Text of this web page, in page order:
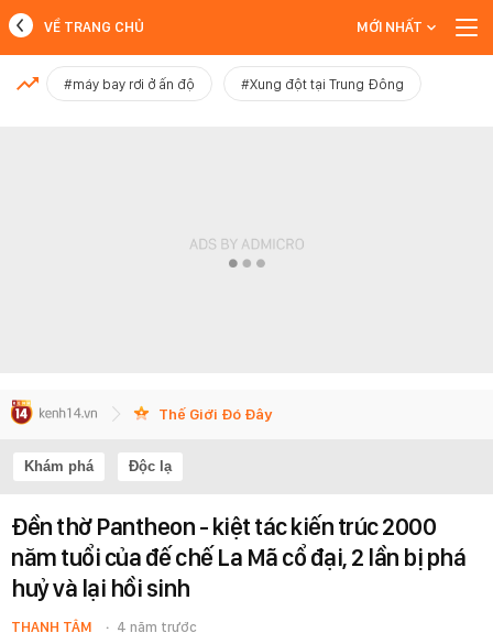
MỚI NHẤT
VỀ TRANG CHỦ MỚI NHẤT
#máy bay rơi ở ấn độ #Xung đột tại Trung Đông
Thế Giới Đó Đây
Khám phá Độc lạ
Đền thờ Pantheon - kiệt tác kiến trúc 2000
năm tuổi của đế chế La Mã cổ đại, 2 lần bị phá
huỷ và lại hồi sinh
THANH TÂM 4 năm trước